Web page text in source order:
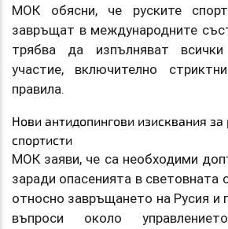
МОК обясни, че руските
завръщат в международните
трябва да изпълняват
участие, включително
правила.
Нови антидопингови изисквания за
спортисти
МОК заяви, че са необходими
заради опасенията в световната
относно завръщането на Русия
въпроси около